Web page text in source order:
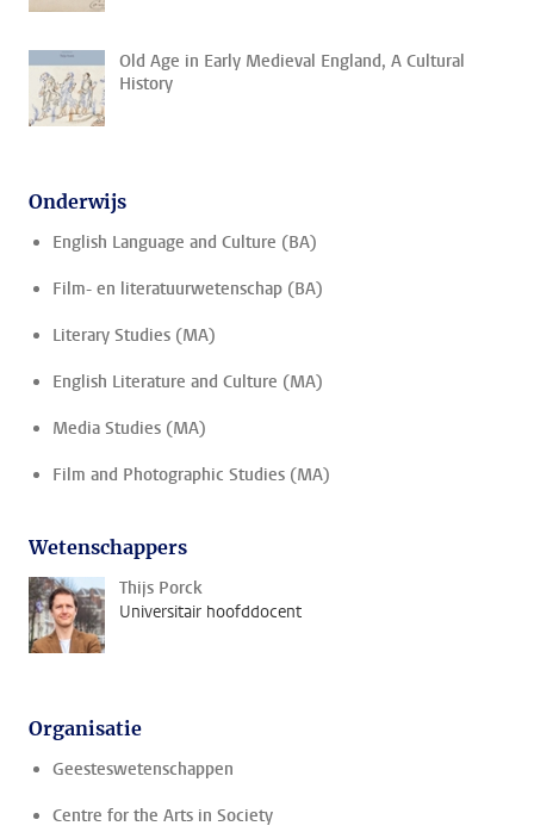
Old Age in Early Medieval England, A Cultural
History
Onderwijs
English Language and Culture (BA)
Film- en literatuurwetenschap (BA)
Literary Studies (MA)
English Literature and Culture (MA)
Media Studies (MA)
Film and Photographic Studies (MA)
Wetenschappers
Thijs Porck
Universitair hoofddocent
Organisatie
Geesteswetenschappen
Centre for the Arts in Society